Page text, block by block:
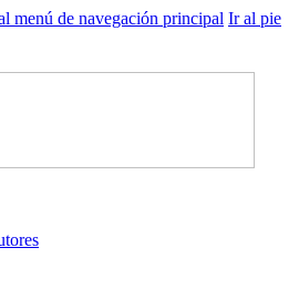
menú de navegación principal Ir al pie